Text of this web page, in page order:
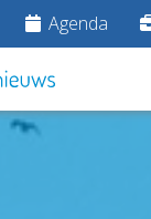
Agenda